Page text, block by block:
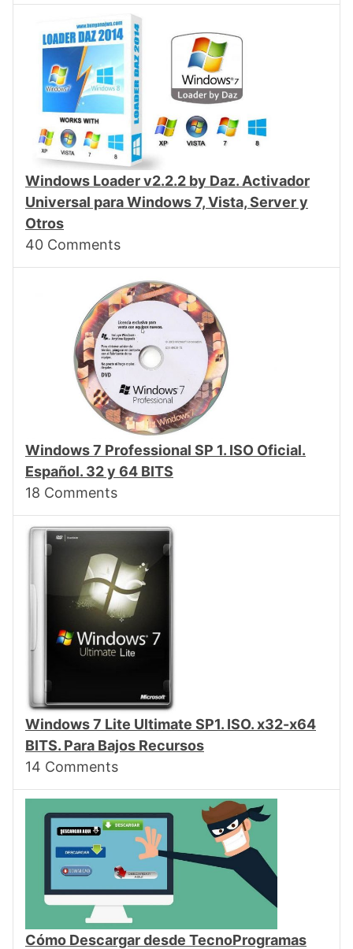
Windows Loader v2.2.2 by Daz. Activador
Universal para Windows 7, Vista, Server y
Otros
40 Comments
Windows 7 Professional SP 1. ISO Oficial.
Español. 32 y 64 BITS
18 Comments
Windows 7 Lite Ultimate SP1. ISO. x32-x64
BITS. Para Bajos Recursos
14 Comments
Cómo Descargar desde TecnoProgramas